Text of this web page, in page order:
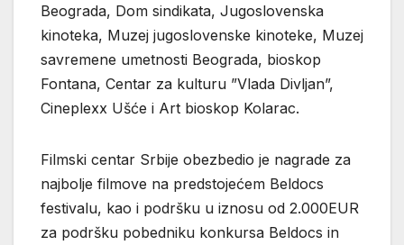
Beograda, Dom sindikata, Jugoslovenska
kinoteka, Muzej jugoslovenske kinoteke, Muzej
savremene umetnosti Beograda, bioskop
Fontana, Centar za kulturu ”Vlada Divljan”,
Cineplexx Ušće i Art bioskop Kolarac.
Filmski centar Srbije obezbedio je nagrade za
najbolje filmove na predstojećem Beldocs
festivalu, kao i podršku u iznosu od 2.000EUR
za podršku pobedniku konkursa Beldocs in